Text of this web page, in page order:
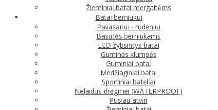
Žieminiai batai mergaitėms
Batai berniukui
Pavasariui - rudeniui
Basutės berniukams
LED žybsintys batai
Guminės klumpės
Guminiai batai
Medžiaginiai batai
Sportiniai bateliai
Nelaidūs drėgmei (WATERPROOF)
Pusiau atviri